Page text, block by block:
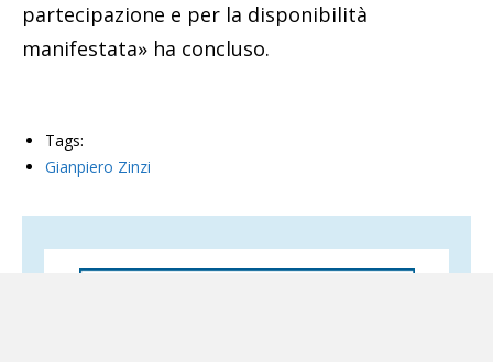
partecipazione e per la disponibilità
manifestata» ha concluso.
Tags:
Gianpiero Zinzi